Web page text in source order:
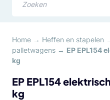
Home → Heffen en stapelen
palletwagens → EP EPL154
kg
EP EPL154
kg